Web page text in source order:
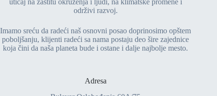
održivi razvoj.
Imamo sreću da radeći naš osnovni posao doprinosimo opštem
poboljšanju, klijenti radeći sa nama postaju deo šire zajednice
koja čini da naša planeta bude i ostane i dalje najbolje mesto.
Adresa